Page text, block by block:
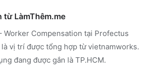
từ LàmThêm.me
Worker Compensation tại Profectus
vị trí được tổng hợp từ vietnamworks.
đang được gắn là TP.HCM.